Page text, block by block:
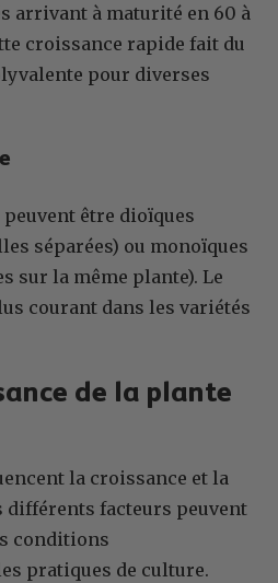
arrivant à maturité en 60 à
croissance rapide fait du
pour diverses
être dioïques
séparées) ou monoïques
sur la même plante). Le
courant dans les variétés
de la plante
la croissance et la
différents facteurs peuvent
conditions
pratiques de culture.